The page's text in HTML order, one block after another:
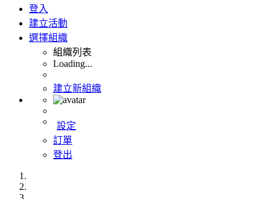
登入
建立活動
選擇組織
組織列表
Loading...
建立新組織
設定
訂單
登出